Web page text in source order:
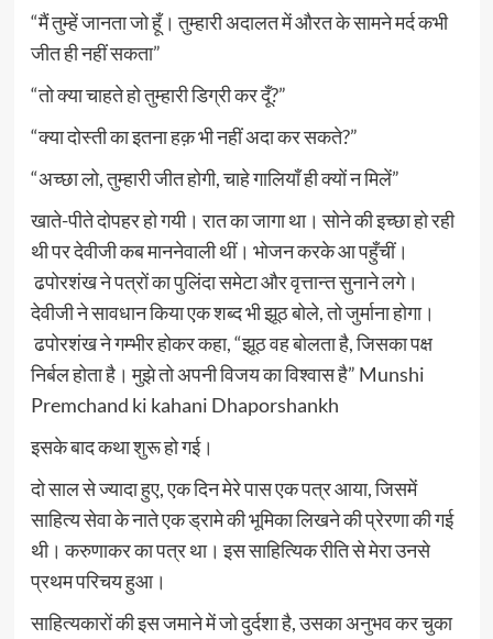
“मैं तुम्हें जानता जो हूँ। तुम्हारी अदालत में औरत के सामने मर्द कभी
जीत ही नहीं सकता”
“तो क्या चाहते हो तुम्हारी डिग्री कर दूँ?”
“क्या दोस्ती का इतना हक़ भी नहीं अदा कर सकते?”
“अच्छा लो, तुम्हारी जीत होगी, चाहे गालियाँ ही क्यों न मिलें”
खाते-पीते दोपहर हो गयी। रात का जागा था। सोने की इच्छा हो रही
थी पर देवीजी कब माननेवाली थीं। भोजन करके आ पहुँचीं।
ढपोरशंख ने पत्रों का पुलिंदा समेटा और वृत्तान्त सुनाने लगे।
देवीजी ने सावधान किया एक शब्द भी झूठ बोले, तो जुर्माना होगा।
ढपोरशंख ने गम्भीर होकर कहा, “झूठ वह बोलता है, जिसका पक्ष
निर्बल होता है। मुझे तो अपनी विजय का विश्वास है” Munshi
Premchand ki kahani Dhaporshankh
इसके बाद कथा शुरू हो गई।
दो साल से ज्यादा हुए, एक दिन मेरे पास एक पत्र आया, जिसमें
साहित्य सेवा के नाते एक ड्रामे की भूमिका लिखने की प्रेरणा की गई
थी। करुणाकर का पत्र था। इस साहित्यिक रीति से मेरा उनसे
प्रथम परिचय हुआ।
साहित्यकारों की इस जमाने में जो दुर्दशा है, उसका अनुभव कर चुका